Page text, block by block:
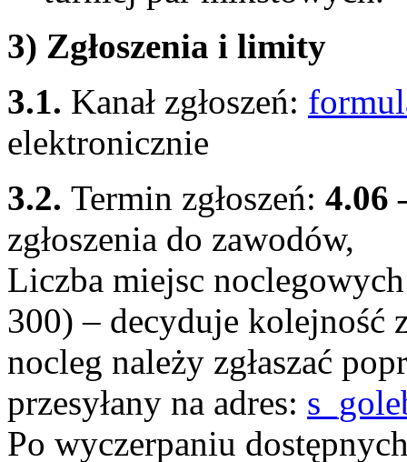
3) Zgłoszenia i limity
3.1. Kanał zgłoszeń:
elektronicznie
3.2. Termin zgłoszeń: 4.06
zgłoszenia do zawodów,
Liczba miejsc
300) – decyduje kolejność
nocleg należy zgłaszać
przesyłany na adres:
Po wyczerpaniu